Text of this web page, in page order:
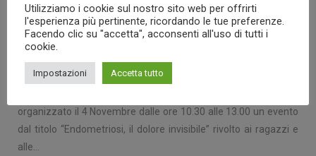
“ENDOMETRIOSI, IL DOLORE INVISIBILE”
organizzato il 4 Novembre dalle ore 10.30 alle 13.00 un evento
dal titolo “Endometriosi, il dolore invisibile” rivolto ai ragazzi e
alle…
Utilizziamo i cookie sul nostro sito web per offrirti
l'esperienza più pertinente, ricordando le tue preferenze.
Facendo clic su "accetta", acconsenti all'uso di tutti i
cookie.
Impostazioni Accetta tutto